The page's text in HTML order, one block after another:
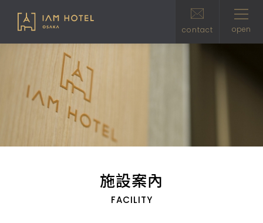
contact open
施設案內
FACILITY